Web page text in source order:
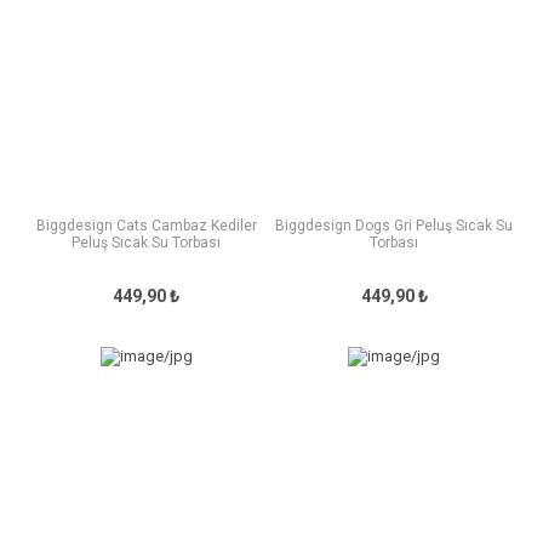
Biggdesign Cats Cambaz Kediler
Peluş Sıcak Su Torbası
449,90 ₺
Biggdesign Dogs Gri Peluş Sıcak Su
Torbası
449,90 ₺